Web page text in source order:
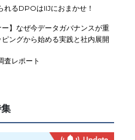
れるDPOはIIJにおまかせ！
】なぜ今データガバナンスが重
ングから始める実践と社内展開
査レポート